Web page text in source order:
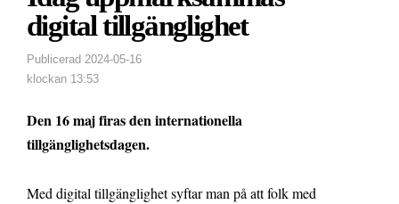
digital tillgänglighet
Publicerad 2024-05-16
klockan 13:53
Den 16 maj firas den internationella
tillgänglighetsdagen.
Med digital tillgänglighet syftar man på att folk med